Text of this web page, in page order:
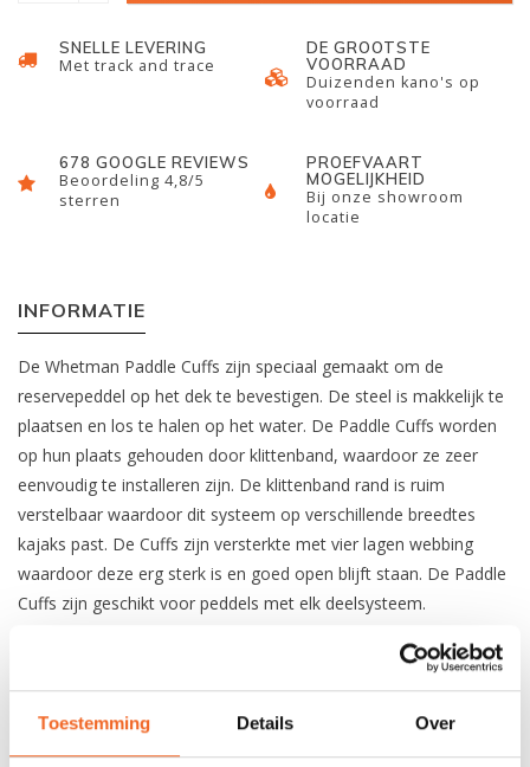
Toestemming Details Over
SNELLE LEVERING
Met track and trace
DE GROOTSTE
VOORRAAD
Duizenden kano's op
voorraad
678 GOOGLE REVIEWS
Beoordeling 4,8/5
sterren
PROEFVAART
MOGELIJKHEID
Bij onze showroom
locatie
INFORMATIE
De Whetman Paddle Cuffs zijn speciaal gemaakt om de
reservepeddel op het dek te bevestigen. De steel is makkelijk te
plaatsen en los te halen op het water. De Paddle Cuffs worden
op hun plaats gehouden door klittenband, waardoor ze zeer
eenvoudig te installeren zijn. De klittenband rand is ruim
verstelbaar waardoor dit systeem op verschillende breedtes
kajaks past. De Cuffs zijn versterkte met vier lagen webbing
waardoor deze erg sterk is en goed open blijft staan. De Paddle
Cuffs zijn geschikt voor peddels met elk deelsysteem.
REVIEWS